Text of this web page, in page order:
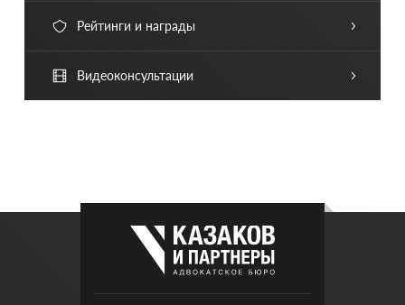
Рейтинги и награды
Видеоконсультации